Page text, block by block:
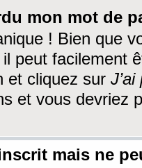
mon mot de
! Bien que
peut facilement
et cliquez sur
et vous devriez
mais ne